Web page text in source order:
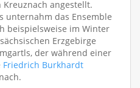
angestellt.
unternahm das Ensemble
beispielsweise im Winter
Erzgebirge
der während einer
Friedrich Burkhardt